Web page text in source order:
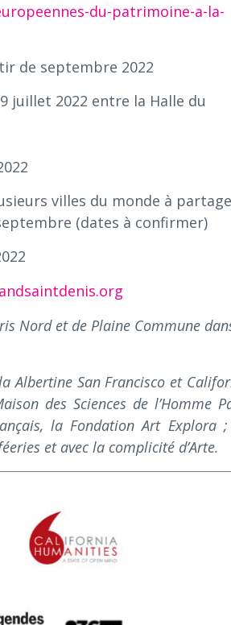
du-patrimoine-a-la-
de septembre 2022
juillet 2022 entre la Halle du
villes du monde à
(dates à confirmer)
Nord et de Plaine Commune
Albertine San Francisco et
des Sciences de l’Homme
la Fondation Art Explora
et avec la complicité d’Arte.